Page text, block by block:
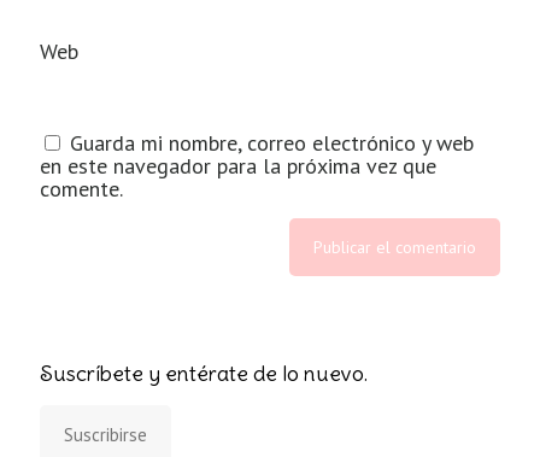
Web
Guarda mi nombre, correo electrónico y web
en este navegador para la próxima vez que
comente.
Suscríbete y entérate de lo nuevo.
Suscribirse